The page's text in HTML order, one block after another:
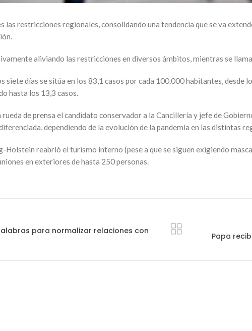
las restricciones regionales, consolidando una tendencia que se va
aliviando las restricciones en diversos ámbitos, mientras se
siete días se sitúa en los 83,1 casos por cada 100.000 habitantes, desde
hasta los 13,3 casos.
de prensa el candidato conservador a la Cancillería y jefe de
dependiendo de la evolución de la pandemia en las distintas
Holstein reabrió el turismo interno (pese a que se siguen exigiendo
en exteriores de hasta 250 personas.
para normalizar relaciones con
Papa